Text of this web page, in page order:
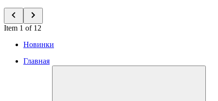
Item 1 of 12
Новинки
Главная